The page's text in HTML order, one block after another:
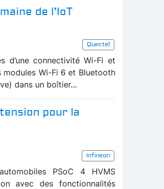
de l’IoT
Quectel
d’une connectivité Wi-Fi et
modules Wi-Fi 6 et Bluetooth
dans un boîtier...
pour la
Infineon
PSoC 4 HVMS
avec des fonctionnalités